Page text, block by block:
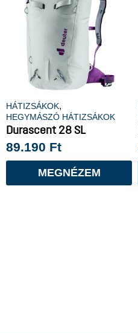
HÁTIZSÁKOK,
HEGYMÁSZÓ HÁTIZSÁKOK
Durascent 28 SL
89.190 Ft
MEGNÉZEM